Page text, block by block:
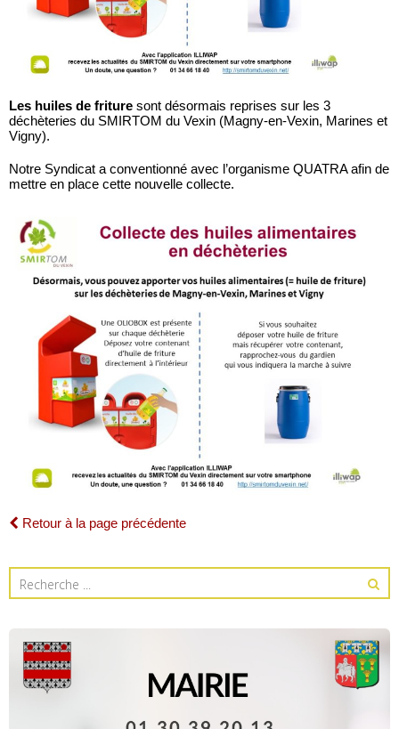
Les huiles de friture sont désormais reprises sur les 3
déchèteries du SMIRTOM du Vexin (Magny-en-Vexin, Marines et
Vigny).
Notre Syndicat a conventionné avec l’organisme QUATRA afin de
mettre en place cette nouvelle collecte.
Retour à la page précédente